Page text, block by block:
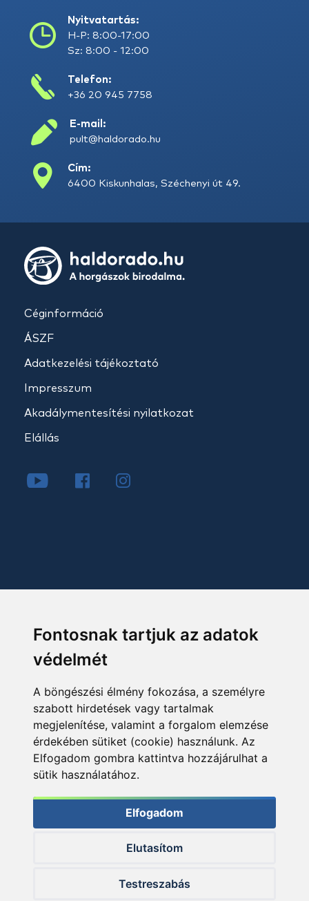
Fontosnak tartjuk az adatok
védelmét
A böngészési élmény fokozása, a személyre
szabott hirdetések vagy tartalmak
megjelenítése, valamint a forgalom elemzése
érdekében sütiket (cookie) használunk. Az
Elfogadom gombra kattintva hozzájárulhat a
sütik használatához.
Elfogadom
Elutasítom
Testreszabás
Nyitvatartás:
H-P: 8:00-17:00
Sz: 8:00 - 12:00
Telefon:
+36 20 945 7758
E-mail:
pult@haldorado.hu
Cím:
6400 Kiskunhalas, Széchenyi út 49.
Céginformáció
ÁSZF
Adatkezelési tájékoztató
Impresszum
Akadálymentesítési nyilatkozat
Elállás